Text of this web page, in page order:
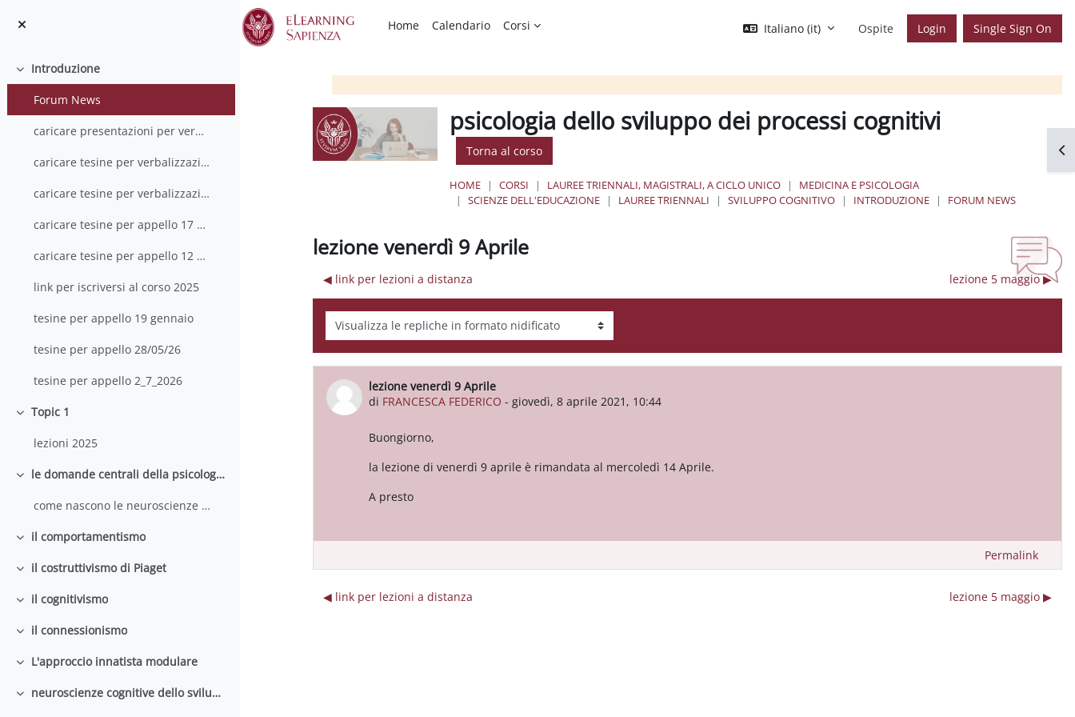
Home
Calendario Corsi Italiano ‎(it)‎ Ospite Login Single Sign On
Minimizza
Introduzione
Forum News
caricare presentazioni per verbalizzazione 13 luglio
caricare tesine per verbalizzazione 13 luglio
caricare tesine per verbalizzazione 20 settembre
caricare tesine per appello 17 Dicembre 2024
caricare tesine per appello 12 Febbraio 2025
link per iscriversi al corso 2025
tesine per appello 19 gennaio
tesine per appello 28/05/26
tesine per appello 2_7_2026
Minimizza
Topic 1
lezioni 2025
Minimizza le domande centrali della psicologia dello sviluppo cognitivo
come nascono le neuroscienze cognitive dello sviluppo
Minimizza
il comportamentismo
Minimizza
il costruttivismo di Piaget
Minimizza
il cognitivismo
Minimizza
il connessionismo
Minimizza
L'approccio innatista modulare
Minimizza neuroscienze cognitive dello sviluppo
psicologia dello sviluppo dei processi cognitivi
Torna al corso
HOME CORSI LAUREE TRIENNALI, MAGISTRALI, A CICLO UNICO
MEDICINA E PSICOLOGIA
SCIENZE DELL'EDUCAZIONE
LAUREE TRIENNALI SVILUPPO COGNITIVO INTRODUZIONE FORUM NEWS
lezione venerdì 9 Aprile
◀︎ link per lezioni a distanza lezione 5 maggio ▶︎
Modalità visualizzazione
lezione venerdì 9 Aprile
di FRANCESCA FEDERICO - giovedì, 8 aprile 2021, 10:44
Numero di risposte: 0
Buongiorno,
la lezione di venerdì 9 aprile è rimandata al mercoledì 14 Aprile.
A presto
Permalink
◀︎ link per lezioni a distanza lezione 5 maggio ▶︎